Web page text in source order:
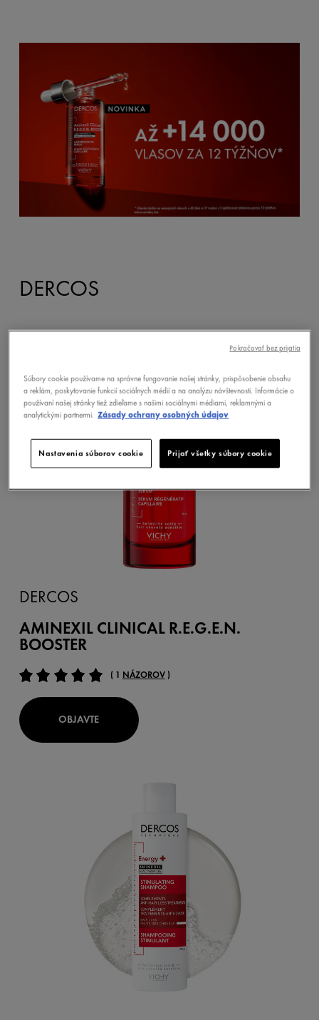
DERCOS
DERCOS
AMINEXIL CLINICAL R.E.G.E.N.
BOOSTER
( 1 NÁZOROV)
OBJAVTE
Súbory cookie používame na správne fungovanie našej stránky, prispôsobenie obsahu
a reklám, poskytovanie funkcií sociálnych médií a na analýzu návštevnosti. Informácie o
používaní našej stránky tiež zdieľame s našimi sociálnymi médiami, reklamnými a
analytickými partnermi. Zásady ochrany osobných údajov
Nastavenia súborov cookie Prijať všetky súbory cookie
Pokračovať bez prijatia